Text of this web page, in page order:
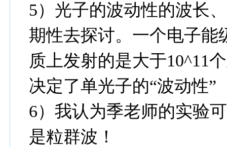
5）光子的波动性的波长
期性去探讨。一个电子能
质上发射的是大于10^11
决定了单光子的“波动性”
6）我认为季老师的实验
是粒群波！